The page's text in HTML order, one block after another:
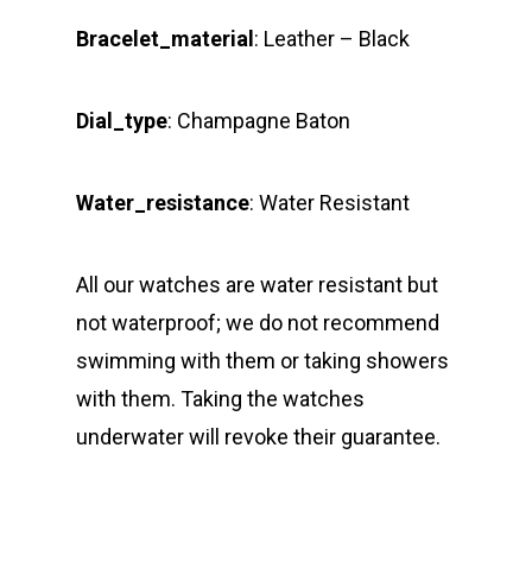
Bracelet_material: Leather – Black
Dial_type: Champagne Baton
Water_resistance: Water Resistant
All our watches are water resistant but
not waterproof; we do not recommend
swimming with them or taking showers
with them. Taking the watches
underwater will revoke their guarantee.